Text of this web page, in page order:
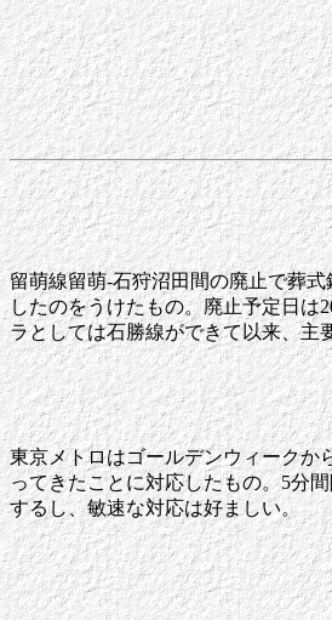
留萌線留萌-石狩沼田間の廃止で葬
したのをうけたもの。廃止予定日は
ラとしては石勝線ができて以来、主
東京メトロはゴールデンウィークか
ってきたことに対応したもの。5分
するし、敏速な対応は好ましい。